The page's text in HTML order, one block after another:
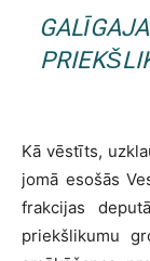
Kā vēstīts,
jomā esošās
frakcijas
priekšlikumu